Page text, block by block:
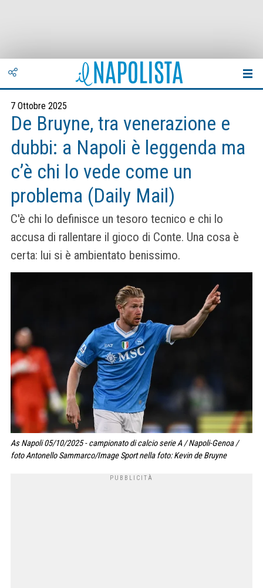
7 Ottobre 2025
De Bruyne, tra venerazione e
dubbi: a Napoli è leggenda ma
c’è chi lo vede come un
problema (Daily Mail)
C'è chi lo definisce un tesoro tecnico e chi lo
accusa di rallentare il gioco di Conte. Una cosa è
certa: lui si è ambientato benissimo.
As Napoli 05/10/2025 - campionato di calcio serie A / Napoli-Genoa /
foto Antonello Sammarco/Image Sport nella foto: Kevin de Bruyne